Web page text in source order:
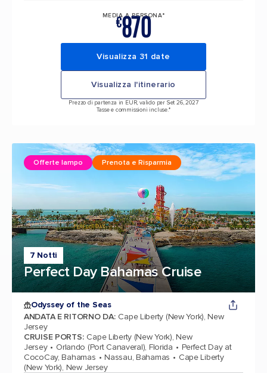
MEDIA A PERSONA*
€870
Visualizza 31 date
Visualizza l'itinerario
Prezzo di partenza in EUR, valido per Set 26, 2027
Tasse e commissioni incluse.*
7 Notti
Perfect Day Bahamas Cruise
Offerte lampo Prenota e Risparmia
Odyssey of the Seas
ANDATA E RITORNO DA: Cape Liberty (New York), New
Jersey
CRUISE PORTS: Cape Liberty (New York), New
Jersey
Orlando (Port Canaveral), Florida
Perfect Day at
CocoCay, Bahamas
Nassau, Bahamas
Cape Liberty
(New York), New Jersey